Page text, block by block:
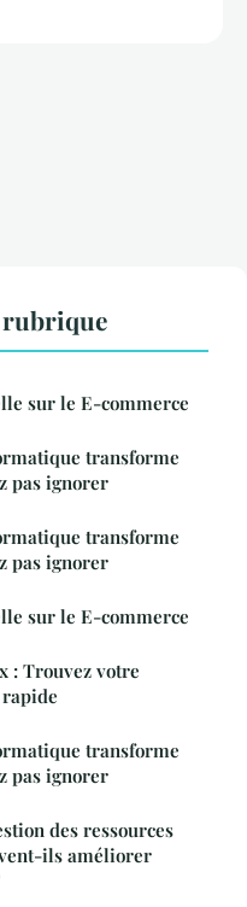
rubrique
sur le E-commerce
transforme
pas ignorer
transforme
pas ignorer
sur le E-commerce
: Trouvez votre
transforme
pas ignorer
des ressources
ils améliorer